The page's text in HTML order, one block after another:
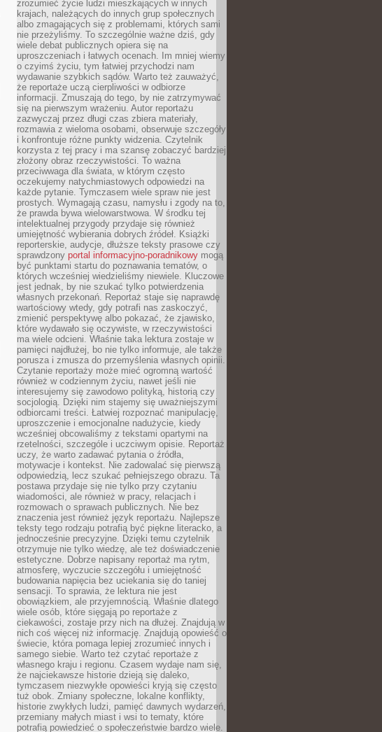
zrozumieć życie ludzi mieszkających w innych
krajach, należących do innych grup społecznych
albo zmagających się z problemami, których sami
nie przeżyliśmy. To szczególnie ważne dziś, gdy
wiele debat publicznych opiera się na
uproszczeniach i łatwych ocenach. Im mniej wiemy
o czyimś życiu, tym łatwiej przychodzi nam
wydawanie szybkich sądów. Warto też zauważyć,
że reportaże uczą cierpliwości w odbiorze
informacji. Zmuszają do tego, by nie zatrzymywać
się na pierwszym wrażeniu. Autor reportażu
zazwyczaj przez długi czas zbiera materiały,
rozmawia z wieloma osobami, obserwuje szczegóły
i konfrontuje różne punkty widzenia. Czytelnik
korzysta z tej pracy i ma szansę zobaczyć bardziej
złożony obraz rzeczywistości. To ważna
przeciwwaga dla świata, w którym często
oczekujemy natychmiastowych odpowiedzi na
każde pytanie. Tymczasem wiele spraw nie jest
prostych. Wymagają czasu, namysłu i zgody na to,
że prawda bywa wielowarstwowa. W środku tej
intelektualnej przygody przydaje się również
umiejętność wybierania dobrych źródeł. Książki
reporterskie, audycje, dłuższe teksty prasowe czy
sprawdzony portal informacyjno-poradnikowy mogą
być punktami startu do poznawania tematów, o
których wcześniej wiedzieliśmy niewiele. Kluczowe
jest jednak, by nie szukać tylko potwierdzenia
własnych przekonań. Reportaż staje się naprawdę
wartościowy wtedy, gdy potrafi nas zaskoczyć,
zmienić perspektywę albo pokazać, że zjawisko,
które wydawało się oczywiste, w rzeczywistości
ma wiele odcieni. Właśnie taka lektura zostaje w
pamięci najdłużej, bo nie tylko informuje, ale także
porusza i zmusza do przemyślenia własnych opinii.
Czytanie reportaży może mieć ogromną wartość
również w codziennym życiu, nawet jeśli nie
interesujemy się zawodowo polityką, historią czy
socjologią. Dzięki nim stajemy się uważniejszymi
odbiorcami treści. Łatwiej rozpoznać manipulację,
uproszczenie i emocjonalne nadużycie, kiedy
wcześniej obcowaliśmy z tekstami opartymi na
rzetelności, szczególe i uczciwym opisie. Reportaż
uczy, że warto zadawać pytania o źródła,
motywacje i kontekst. Nie zadowalać się pierwszą
odpowiedzią, lecz szukać pełniejszego obrazu. Ta
postawa przydaje się nie tylko przy czytaniu
wiadomości, ale również w pracy, relacjach i
rozmowach o sprawach publicznych. Nie bez
znaczenia jest również język reportażu. Najlepsze
teksty tego rodzaju potrafią być piękne literacko, a
jednocześnie precyzyjne. Dzięki temu czytelnik
otrzymuje nie tylko wiedzę, ale też doświadczenie
estetyczne. Dobrze napisany reportaż ma rytm,
atmosferę, wyczucie szczegółu i umiejętność
budowania napięcia bez uciekania się do taniej
sensacji. To sprawia, że lektura nie jest
obowiązkiem, ale przyjemnością. Właśnie dlatego
wiele osób, które sięgają po reportaże z
ciekawości, zostaje przy nich na dłużej. Znajdują w
nich coś więcej niż informację. Znajdują opowieść o
świecie, która pomaga lepiej zrozumieć innych i
samego siebie. Warto też czytać reportaże z
własnego kraju i regionu. Czasem wydaje nam się,
że najciekawsze historie dzieją się daleko,
tymczasem niezwykłe opowieści kryją się często
tuż obok. Zmiany społeczne, lokalne konflikty,
historie zwykłych ludzi, pamięć dawnych wydarzeń,
przemiany małych miast i wsi to tematy, które
potrafią powiedzieć o społeczeństwie bardzo wiele.